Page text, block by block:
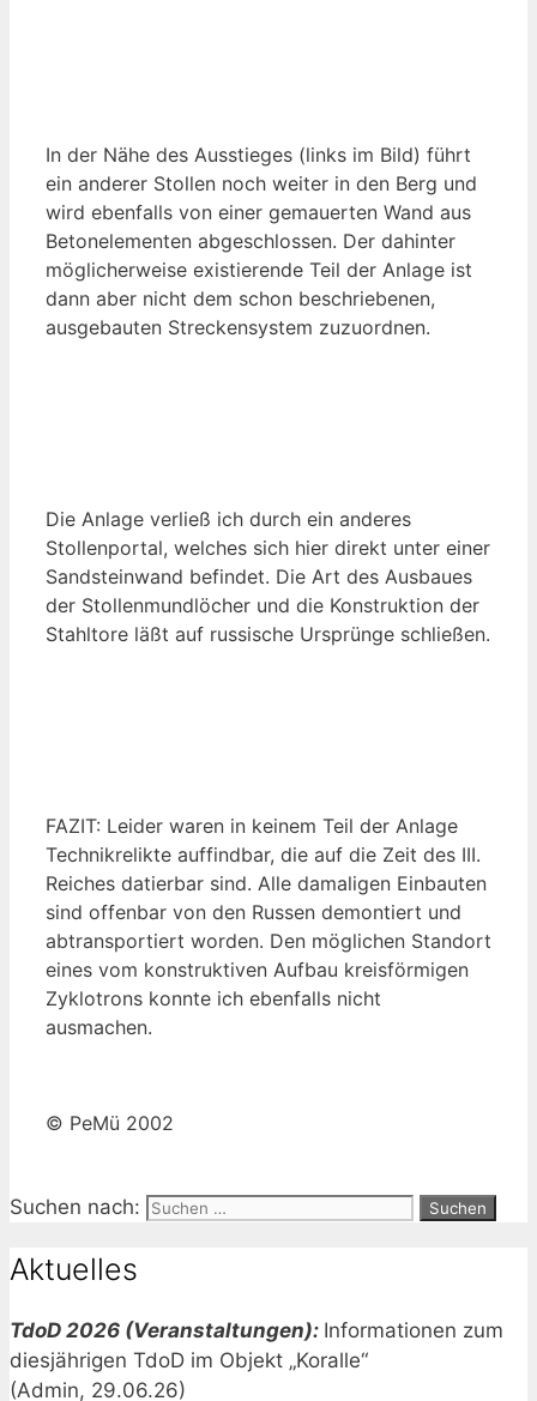
In der Nähe des Ausstieges (links im Bild) führt
ein anderer Stollen noch weiter in den Berg und
wird ebenfalls von einer gemauerten Wand aus
Betonelementen abgeschlossen. Der dahinter
möglicherweise existierende Teil der Anlage ist
dann aber nicht dem schon beschriebenen,
ausgebauten Streckensystem zuzuordnen.
Die Anlage verließ ich durch ein anderes
Stollenportal, welches sich hier direkt unter einer
Sandsteinwand befindet. Die Art des Ausbaues
der Stollenmundlöcher und die Konstruktion der
Stahltore läßt auf russische Ursprünge schließen.
FAZIT: Leider waren in keinem Teil der Anlage
Technikrelikte auffindbar, die auf die Zeit des III.
Reiches datierbar sind. Alle damaligen Einbauten
sind offenbar von den Russen demontiert und
abtransportiert worden. Den möglichen Standort
eines vom konstruktiven Aufbau kreisförmigen
Zyklotrons konnte ich ebenfalls nicht
ausmachen.
© PeMü 2002
Suchen nach:
Aktuelles
TdoD 2026 (Veranstaltungen): Informationen zum
diesjährigen TdoD im Objekt „Koralle“
(Admin, 29.06.26)